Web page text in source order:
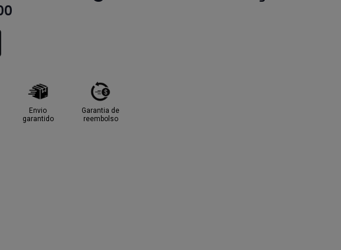
Envio
garantido
Garantia de
reembolso